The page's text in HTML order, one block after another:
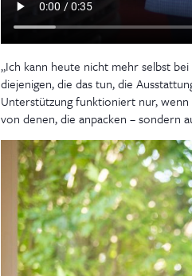
„Ich kann heute nicht mehr selbst
diejenigen, die das tun, die
Unterstützung funktioniert nur,
von denen, die anpacken – sondern